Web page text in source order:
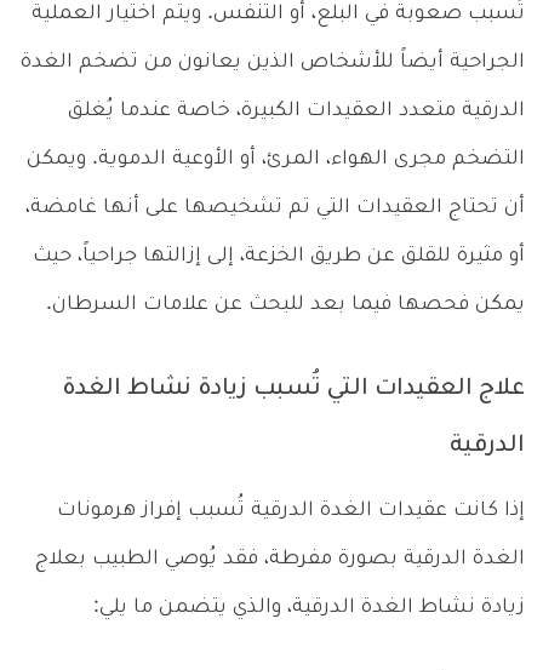
تُسبب صعوبة في البلع، أو التنفس. ويتم اختيار العملية
الجراحية أيضاً للأشخاص الذين يعانون من تضخم الغدة
الدرقية متعدد العقيدات الكبيرة، خاصة عندما يُغلق
التضخم مجرى الهواء، المرئ، أو الأوعية الدموية. ويمكن
أن تحتاج العقيدات التي تم تشخيصها على أنها غامضة،
أو مثيرة للقلق عن طريق الخزعة، إلى إزالتها جراحياً، حيث
يمكن فحصها فيما بعد للبحث عن علامات السرطان.
علاج العقيدات التي تُسبب زيادة نشاط الغدة
الدرقية
إذا كانت عقيدات الغدة الدرقية تُسبب إفراز هرمونات
الغدة الدرقية بصورة مفرطة، فقد يُوصي الطبيب بعلاج
زيادة نشاط الغدة الدرقية، والذي يتضمن ما يلي: